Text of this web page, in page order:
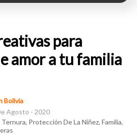
para
amor a tu familia
Bolivia
Agosto - 2020
Protección De La Niñez, Familia,